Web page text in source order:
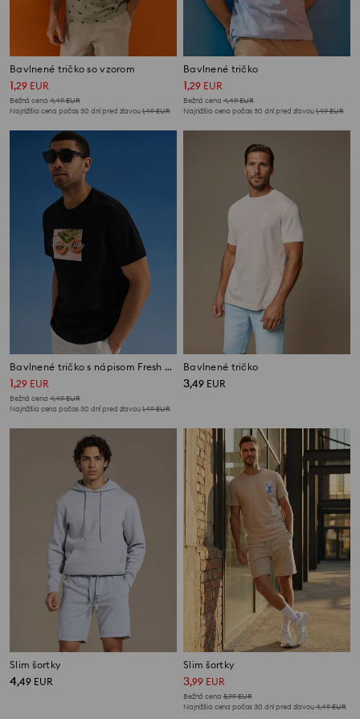
Bavlnené tričko so vzorom
1,29 EUR
Bežná cena 4,49EUR
Najnižšia cena počas 30 dní pred zľavou1,49EUR
Bavlnené tričko
1,29 EUR
Bežná cena 4,49EUR
Najnižšia cena počas 30 dní pred zľavou1,49EUR
Bavlnené tričko s nápisom Fresh and Juicy
1,29 EUR
Bežná cena 4,49EUR
Najnižšia cena počas 30 dní pred zľavou1,49EUR
Bavlnené tričko
3,49 EUR
Slim šortky
4,49 EUR
Slim šortky
3,99 EUR
Bežná cena 5,99EUR
Najnižšia cena počas 30 dní pred zľavou4,49EUR